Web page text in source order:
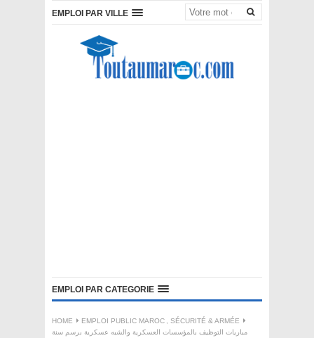
EMPLOI PAR VILLE
EMPLOI PAR CATEGORIE
HOME EMPLOI PUBLIC MAROC , SÉCURITÉ & ARMÉE
مباريات التوظيف بالمؤسسات العسكرية والشبه عسكرية برسم سنة